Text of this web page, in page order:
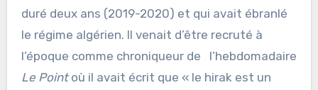
duré deux ans (2019-2020) et qui avait ébranlé
le régime algérien. Il venait d’être recruté à
l’époque comme chroniqueur de l’hebdomadaire
Le Pointoù il avait écrit que « le hirak est un